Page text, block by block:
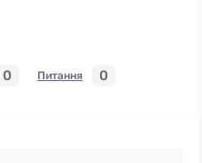
0 Питання 0